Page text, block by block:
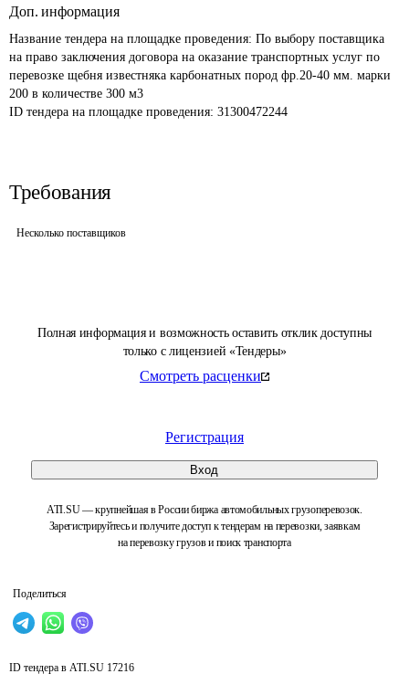
Полная информация и возможность оставить отклик доступны
только с лицензией «Тендеры»
Смотреть расценки
Регистрация
Вход
ATI.SU — крупнейшая в России биржа автомобильных грузоперевозок.
Зарегистрируйтесь и получите доступ к тендерам на перевозки, заявкам
на перевозку грузов и поиск транспорта
Поделиться
Доп. информация
Название тендера на площадке проведения: По выбору поставщика
на право заключения договора на оказание транспортных услуг по
перевозке щебня известняка карбонатных пород фр.20-40 мм. марки
200 в количестве 300 м3
ID тендера на площадке проведения: 31300472244
Требования
Несколько поставщиков
ID тендера в ATI.SU 17216